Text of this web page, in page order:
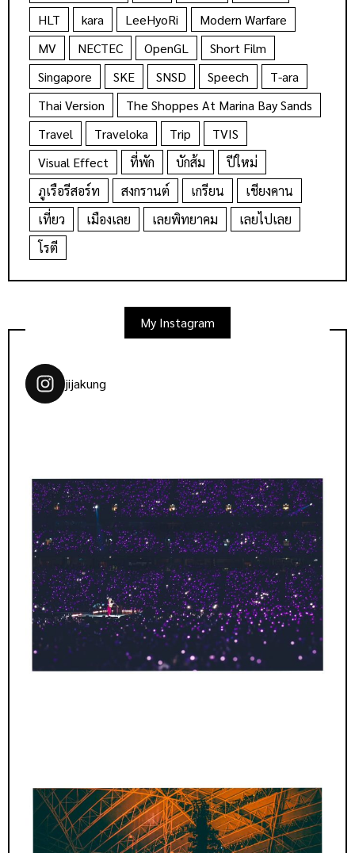
HLT
kara LeeHyoRi
Modern Warfare
MV
NECTEC OpenGL
Short Film
Singapore
SKE SNSD Speech
T-ara
Thai Version
The Shoppes At Marina Bay Sands
Travel
Traveloka Trip
TVIS
Visual Effect
ที่พัก บักส้ม
ปีใหม่
ภูเรือรีสอร์ท
สงกรานต์ เกรียน
เชียงคาน
เที่ยว
เมืองเลย เลยพิทยาคม
เลยไปเลย
โรตี
My Instagram
jijakung